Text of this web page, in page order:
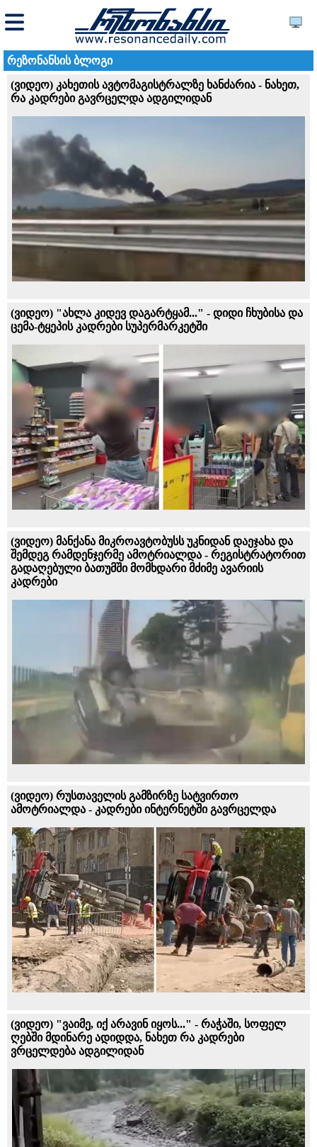
რეზონანსის ბლოგი
(ვიდეო) კახეთის ავტომაგისტრალზე ხანძარია - ნახეთ,
რა კადრები გავრცელდა ადგილიდან
(ვიდეო) "ახლა კიდევ დაგარტყამ..." - დიდი ჩხუბისა და
ცემა-ტყეპის კადრები სუპერმარკეტში
(ვიდეო) მანქანა მიკროავტობუსს უკნიდან დაეჯახა და
შემდეგ რამდენჯერმე ამოტრიალდა - რეგისტრატორით
გადაღებული ბათუმში მომხდარი მძიმე ავარიის
კადრები
(ვიდეო) რუსთაველის გამზირზე სატვირთო
ამოტრიალდა - კადრები ინტერნეტში გავრცელდა
(ვიდეო) "ვაიმე, იქ არავინ იყოს..." - რაჭაში, სოფელ
ღებში მდინარე ადიდდა, ნახეთ რა კადრები
ვრცელდება ადგილიდან